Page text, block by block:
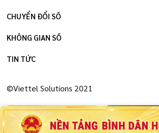
CHUYỂN ĐỔI SỐ
KHÔNG GIAN SỐ
TIN TỨC
©Viettel Solutions 2021